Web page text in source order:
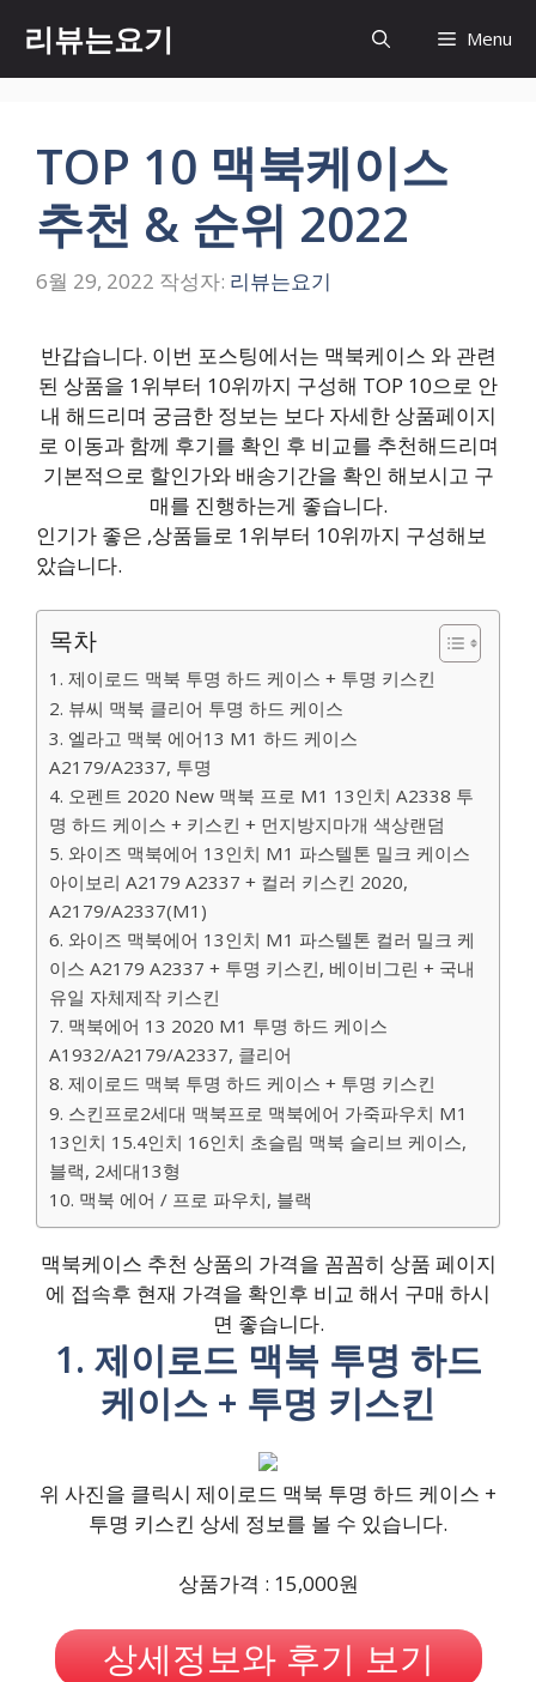
츠
리뷰는요기 Menu
TOP 10 맥북케이스
추천 & 순위 2022
6월 29, 2022 작성자: 리뷰는요기
반갑습니다. 이번 포스팅에서는 맥북케이스 와 관련
된 상품을 1위부터 10위까지 구성해 TOP 10으로 안
내 해드리며 궁금한 정보는 보다 자세한 상품페이지
로 이동과 함께 후기를 확인 후 비교를 추천해드리며
기본적으로 할인가와 배송기간을 확인 해보시고 구
매를 진행하는게 좋습니다.
인기가 좋은 ,상품들로 1위부터 10위까지 구성해보
았습니다.
목차
1. 제이로드 맥북 투명 하드 케이스 + 투명 키스킨
2. 뷰씨 맥북 클리어 투명 하드 케이스
3. 엘라고 맥북 에어13 M1 하드 케이스
A2179/A2337, 투명
4. 오펜트 2020 New 맥북 프로 M1 13인치 A2338 투
명 하드 케이스 + 키스킨 + 먼지방지마개 색상랜덤
5. 와이즈 맥북에어 13인치 M1 파스텔톤 밀크 케이스
아이보리 A2179 A2337 + 컬러 키스킨 2020,
A2179/A2337(M1)
6. 와이즈 맥북에어 13인치 M1 파스텔톤 컬러 밀크 케
이스 A2179 A2337 + 투명 키스킨, 베이비그린 + 국내
유일 자체제작 키스킨
7. 맥북에어 13 2020 M1 투명 하드 케이스
A1932/A2179/A2337, 클리어
8. 제이로드 맥북 투명 하드 케이스 + 투명 키스킨
9. 스킨프로2세대 맥북프로 맥북에어 가죽파우치 M1
13인치 15.4인치 16인치 초슬림 맥북 슬리브 케이스,
블랙, 2세대13형
10. 맥북 에어 / 프로 파우치, 블랙
맥북케이스 추천 상품의 가격을 꼼꼼히 상품 페이지
에 접속후 현재 가격을 확인후 비교 해서 구매 하시
면 좋습니다.
1. 제이로드 맥북 투명 하드
케이스 + 투명 키스킨
위 사진을 클릭시 제이로드 맥북 투명 하드 케이스 +
투명 키스킨 상세 정보를 볼 수 있습니다.
상품가격 : 15,000원
상세정보와 후기 보기